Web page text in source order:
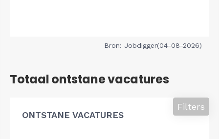
Bron: Jobdigger(04-08-2026)
Totaal ontstane vacatures
ONTSTANE VACATURES
Filters